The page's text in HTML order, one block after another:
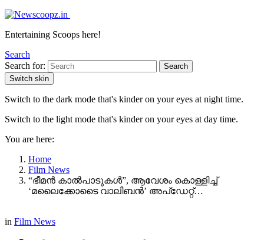
Entertaining Scoops here!
Search
Search for:
Search
Switch skin
Switch to the dark mode that's kinder on your eyes at night time.
Switch to the light mode that's kinder on your eyes at day time.
You are here:
Home
Film News
“ഭീമൻ കാൽപാടുകൾ”, ആവേശം കൊള്ളിച്ച്
‘മലൈക്കോടൈ വാലിബൻ’ അപ്‌ഡേറ്റ്…
in Film News